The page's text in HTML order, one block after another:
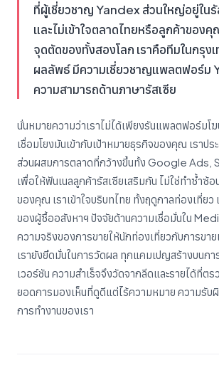
ที่ผู้เชี่ยวชาญ Yandex ส่วนใหญ่อยู่ในรั
และไม่เข้าใจตลาดไทยหรือลูกค้าของคุ
จุดตัดของทั้งสองโลก เราคือทีมในกรุง
ผลลัพธ์ มีความเชี่ยวชาญแพลตฟอร์ม
ความสามารถด้านภาษารัสเซีย
นั่นหมายความว่าเราไม่ได้เพียงรันแพลตฟอร์มโ
เชื่อมโยงมันเข้ากับเป้าหมายธุรกิจของคุณ เราปร
ส่วนผสมการตลาดที่กว้างขึ้นทั้ง Google Ads,
เพื่อให้ฟันเนลลูกค้ารัสเซียเสริมกัน ไม่ใช่ทำซ้ำซ้
ของคุณ เราเข้าใจบริบทไทย ทั้งฤดูกาลท่องเที่ยว
ของผู้ซื้ออสังหาฯ ปัจจัยด้านความเชื่อมั่นใน
ความจริงของการขายให้นักท่องเที่ยวกับการขา
เรายังยึดมั่นในการวัดผล ทุกแคมเปญสร้างบนก
เวอร์ชัน ความสำเร็จจึงวัดจากลีดและรายได้ที่ตร
ยอดการมองเห็นที่ดูดีแต่ไร้ความหมาย ความรับ
การทำงานของเรา